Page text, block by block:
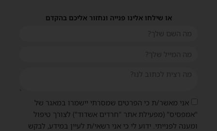
או שילחו אלינו פנייה ונחזור אליכם בהקדם
אני מאשר/ת כי הפרטים שמסרתי יישמרו במאגר של
"אמפסיס" (מפעילת אתר "חרדים אשדוד") לצורך טיפול
ומענה לפנייתי. ידוע לי כי אני רשאי/ת לעיין במידע, לבקש